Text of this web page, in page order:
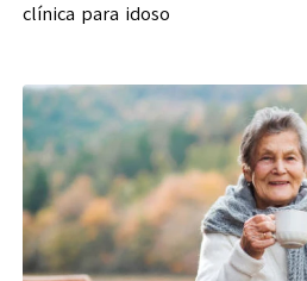
clínica para idoso